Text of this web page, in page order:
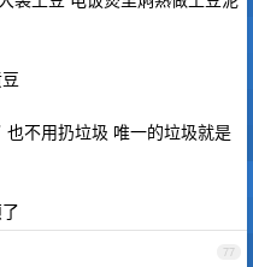
不用扔垃圾 唯一的垃圾就是
77